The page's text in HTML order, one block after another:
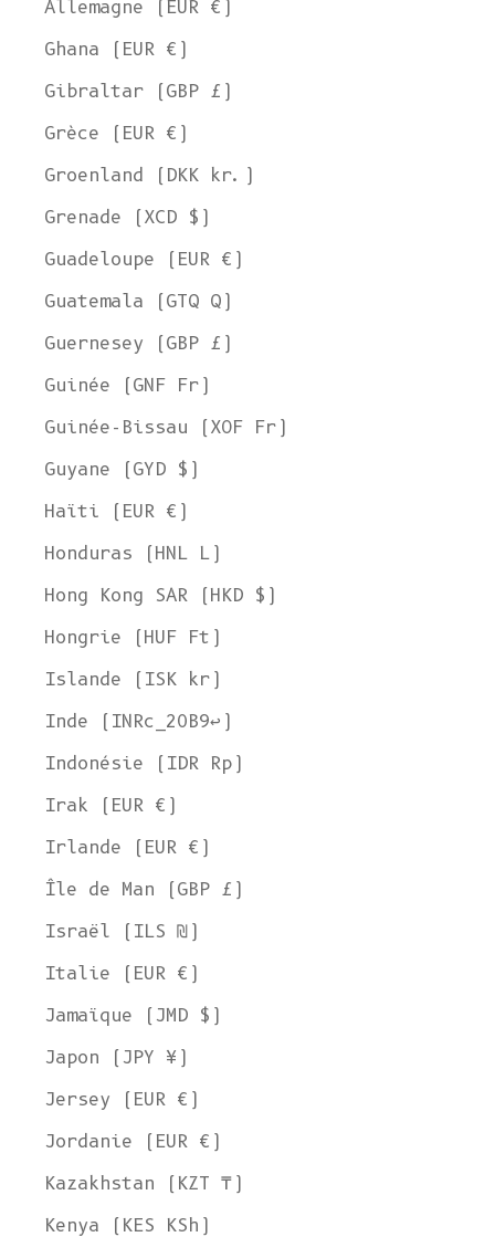
Allemagne (EUR €)
Ghana (EUR €)
Gibraltar (GBP £)
Grèce (EUR €)
Groenland (DKK kr.)
Grenade (XCD $)
Guadeloupe (EUR €)
Guatemala (GTQ Q)
Guernesey (GBP £)
Guinée (GNF Fr)
Guinée-Bissau (XOF Fr)
Guyane (GYD $)
Haïti (EUR €)
Honduras (HNL L)
Hong Kong SAR (HKD $)
Hongrie (HUF Ft)
Islande (ISK kr)
Inde (INRc_20B9↩)
Indonésie (IDR Rp)
Irak (EUR €)
Irlande (EUR €)
Île de Man (GBP £)
Israël (ILS ₪)
Italie (EUR €)
Jamaïque (JMD $)
Japon (JPY ¥)
Jersey (EUR €)
Jordanie (EUR €)
Kazakhstan (KZT ₸)
Kenya (KES KSh)